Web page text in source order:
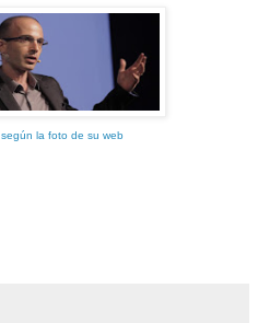
según la foto de su web